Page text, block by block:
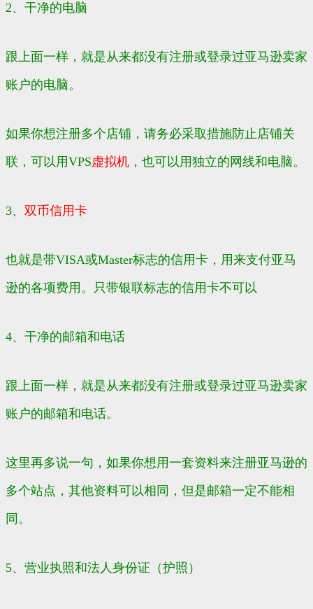
2、干净的电脑
跟上面一样，就是从来都没有注册或登录过亚马逊卖家
账户的电脑。
如果你想注册多个店铺，请务必采取措施防止店铺关
联，可以用VPS虚拟机 ，也可以用独立的网线和电脑。
3、 双币信用卡
也就是带VISA或Master标志的信用卡，用来支付亚马
逊的各项费用。只带银联标志的信用卡不可以
4、干净的邮箱和电话
跟上面一样，就是从来都没有注册或登录过亚马逊卖家
账户的邮箱和电话。
这里再多说一句，如果你想用一套资料来注册亚马逊的
多个站点，其他资料可以相同，但是邮箱一定不能相
同。
5、营业执照和法人身份证（护照）